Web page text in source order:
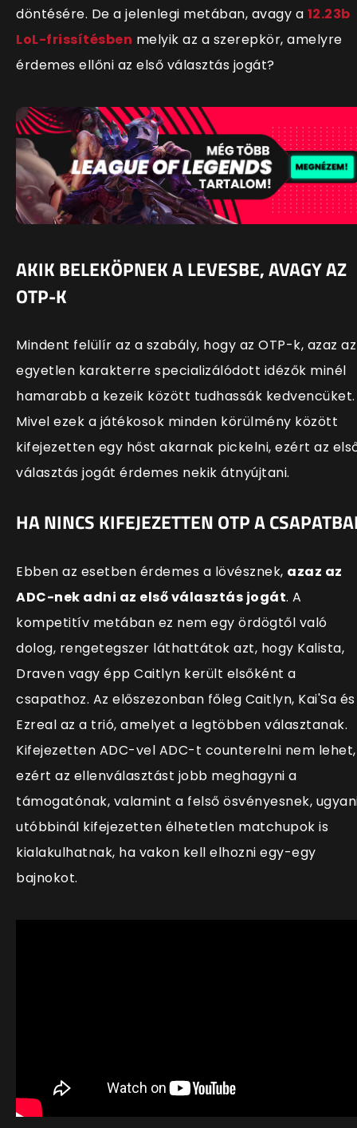
döntésére. De a jelenlegi metában, avagy a 12.23b
LoL-frissítésben melyik az a szerepkör, amelyre
érdemes ellőni az első választás jogát?
AKIK BELEKÖPNEK A LEVESBE, AVAGY AZ
OTP-K
Mindent felülír az a szabály, hogy az OTP-k, azaz az
egyetlen karakterre specializálódott idézők minél
hamarabb a kezeik között tudhassák kedvencüket.
Mivel ezek a játékosok minden körülmény között
kifejezetten egy hőst akarnak pickelni, ezért az
választás jogát érdemes nekik átnyújtani.
HA NINCS KIFEJEZETTEN OTP A
Ebben az esetben érdemes a lövésznek, azaz az
ADC-nek adni az első választás jogát. A
kompetitív metában ez nem egy ördögtől való
dolog, rengetegszer láthattátok azt, hogy Kalista,
Draven vagy épp Caitlyn került elsőként a
csapathoz. Az előszezonban főleg Caitlyn, Kai'Sa és
Ezreal az a trió, amelyet a legtöbben választanak.
Kifejezetten ADC-vel ADC-t counterelni nem lehet,
ezért az ellenválasztást jobb meghagyni a
támogatónak, valamint a felső ösvényesnek,
utóbbinál kifejezetten élhetetlen matchupok is
kialakulhatnak, ha vakon kell elhozni egy-egy
bajnokot.